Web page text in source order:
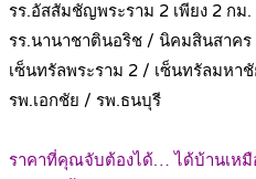
รร.อัสสัมชัญพระราม 2 เพียง 2 กม.
รร.นานาชาตินอริช / นิคมสินสาคร
เซ็นทรัลพระราม 2 / เซ็นทรัลมหา
รพ.เอกชัย / รพ.ธนบุรี
ราคาที่คุณจับต้องได้… ได้บ้านเหมื